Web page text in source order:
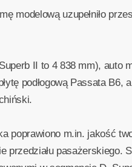
modelową uzupełniło
II to 4 838 mm), auto
podłogową Passata B6,
poprawiono m.in. jakość
przedziału pasażerskiego.